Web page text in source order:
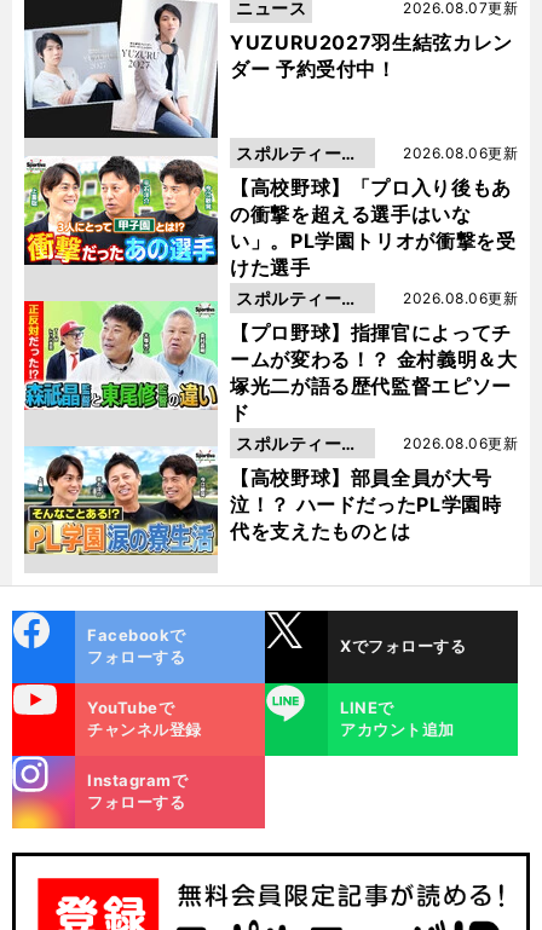
YUZURU2027羽生結弦カレン
ダー 予約受付中！
2026.08.07更新
ニュース
【高校野球】「プロ入り後もあ
の衝撃を超える選手はいな
い」。PL学園トリオが衝撃を受
けた選手
2026.08.06更新
スポルティーバ
動画
【プロ野球】指揮官によってチ
ームが変わる！？ 金村義明＆大
塚光二が語る歴代監督エピソー
ド
2026.08.06更新
スポルティーバ
動画
【高校野球】部員全員が大号
泣！？ ハードだったPL学園時
代を支えたものとは
2026.08.06更新
スポルティーバ
動画
ok
Facebookで
フォローする
Xでフォローする
YouTubeで
チャンネル登録
LINE
LINEで
アカウント追加
m
Instagramで
フォローする